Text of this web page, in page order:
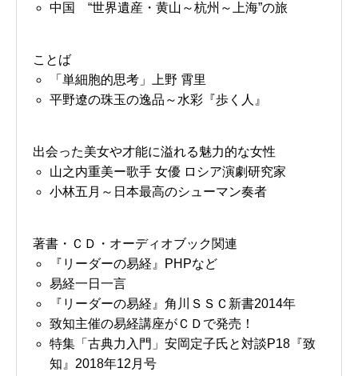
中国 “世界遺産・黄山～杭州～上海”の旅
ことば
「単細胞的思考」上野 霄里
平野遼の珠玉の逸品～水彩『歩く人』
出会った美女や才能に溢れる魅力的な女性
山之内重美ー歌手 女優 ロシア演劇研究家
小林五月～日本最高のシューマン奏者
著書・ＣＤ・オーディオブック関連
『リーダーの易経』PHPなど
易経一日一言
『リーダーの易経』角川ＳＳＣ新書2014年
致知主催の易経講座がＣＤで発売！
特集「古典力入門」安岡定子氏と対談P18『致
知』2018年12月号